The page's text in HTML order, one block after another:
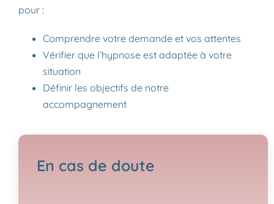
pour :
Comprendre votre demande et vos attentes
Vérifier que l’hypnose est adaptée à votre
situation
Définir les objectifs de notre
accompagnement
En cas de doute